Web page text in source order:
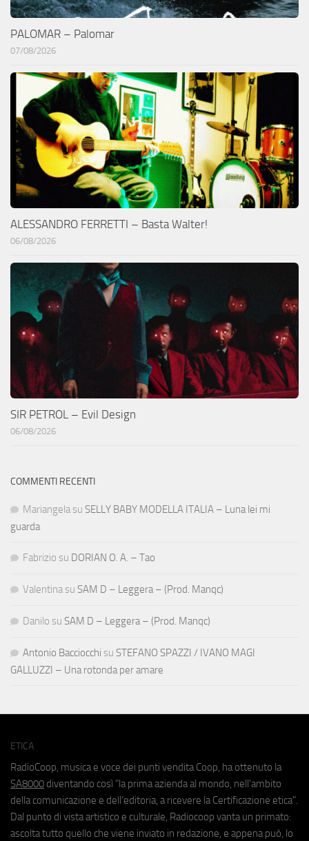
PALOMAR – Palomar
07/08/2026
ALESSANDRO FERRETTI – Basta Walter!
06/08/2026
SIR PETROL – Evil Design
06/08/2026
COMMENTI RECENTI
Mariangela su SELLY BABY MODELLA ITALIA – Luna lei mi
guarda
Fabrizio su DORIAN O. A. – Tao
Valentina su SAM D – Leggera – (Prod. Manqc)
Danilo su SAM D – Leggera – (Prod. Manqc)
Antonio Bacciocchi su STEFANO SPAZZI / IVANO MAGI
GALLUZZI – Una rotonda per amare
ETICA
RadioCoop, musica e voce dei punti vendita Coop, ha ottenuto la
SA8000 diventando così "la prima azienda al mondo, nell'ambito
della comunicazione e dell'editoria, a ricevere la Certificazione etica".
Dal punto di vista artistico e culturale, Radiocoop vanta un primato:
ascolta tutto quello che viene inviato in redazione, e appena può, lo